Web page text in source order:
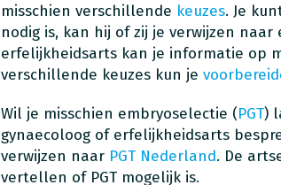
misschien verschillende keuzes. Je
nodig is, kan hij of zij je verwijzen naar
erfelijkheidsarts kan je informatie op
verschillende keuzes kun je
Wil je misschien embryoselectie (PGT)
gynaecoloog of erfelijkheidsarts
verwijzen naar PGT Nederland. De
vertellen of PGT mogelijk is.